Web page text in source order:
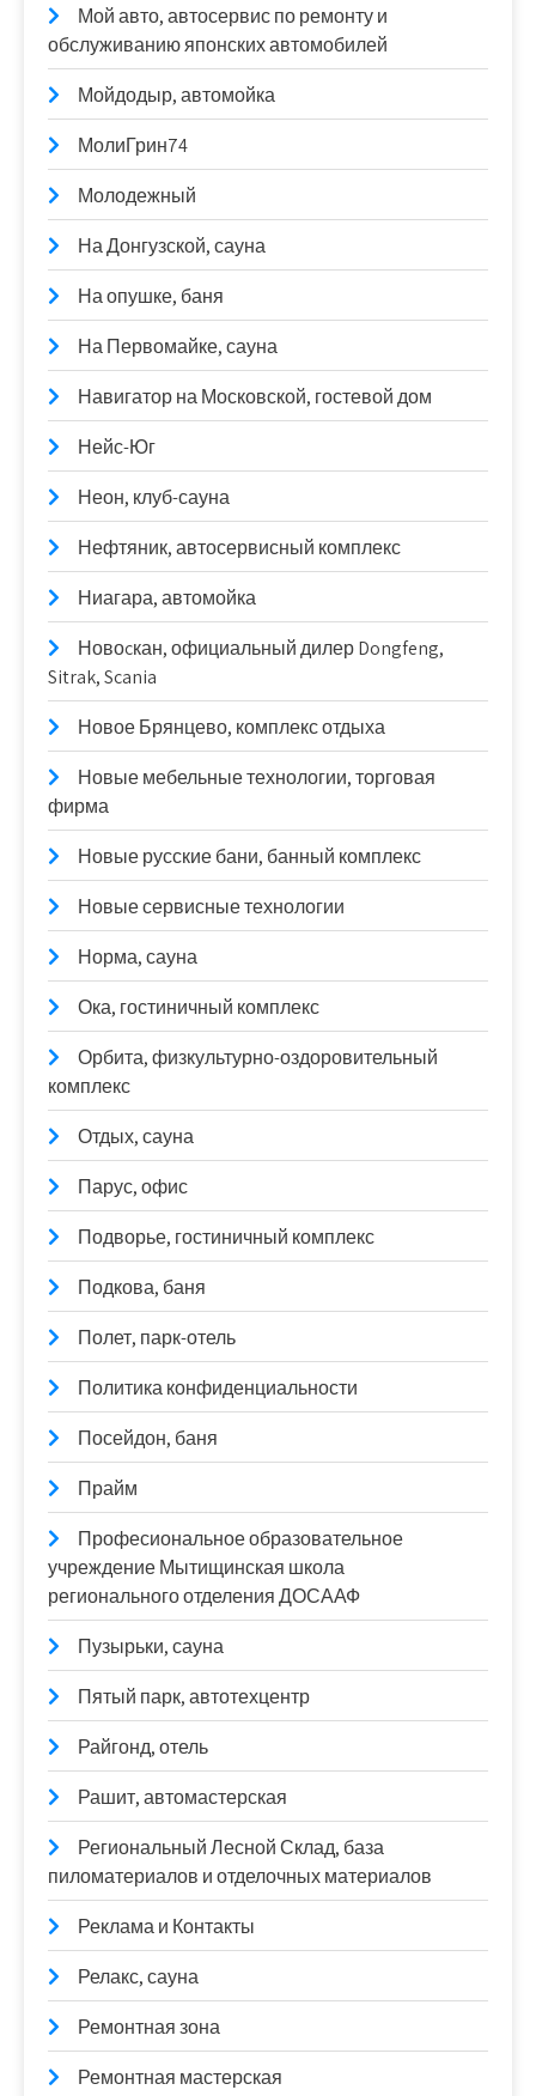
Мой авто, автосервис по ремонту и
обслуживанию японских автомобилей
Мойдодыр, автомойка
МолиГрин74
Молодежный
На Донгузской, сауна
На опушке, баня
На Первомайке, сауна
Навигатор на Московской, гостевой дом
Нейс-Юг
Неон, клуб-сауна
Нефтяник, автосервисный комплекс
Ниагара, автомойка
Новоcкан, официальный дилер Dongfeng,
Sitrak, Scania
Новое Брянцево, комплекс отдыха
Новые мебельные технологии, торговая
фирма
Новые русские бани, банный комплекс
Новые сервисные технологии
Норма, сауна
Ока, гостиничный комплекс
Орбита, физкультурно-оздоровительный
комплекс
Отдых, сауна
Парус, офис
Подворье, гостиничный комплекс
Подкова, баня
Полет, парк-отель
Политика конфиденциальности
Посейдон, баня
Прайм
Професиональное образовательное
учреждение Мытищинская школа
регионального отделения ДОСААФ
Пузырьки, сауна
Пятый парк, автотехцентр
Райгонд, отель
Рашит, автомастерская
Региональный Лесной Склад, база
пиломатериалов и отделочных материалов
Реклама и Контакты
Релакс, сауна
Ремонтная зона
Ремонтная мастерская